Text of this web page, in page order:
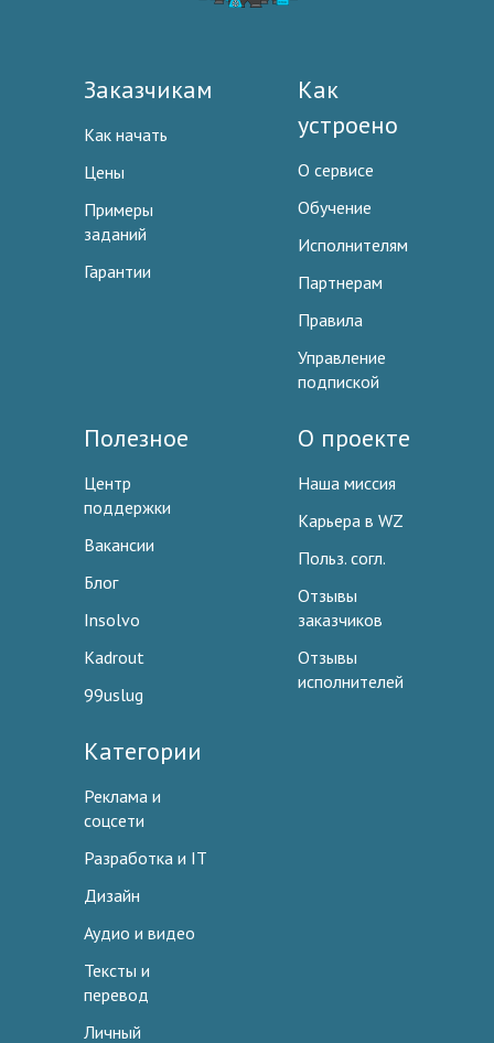
Заказчикам
Как начать
Цены
Примеры
заданий
Гарантии
Как
устроено
О сервисе
Обучение
Исполнителям
Партнерам
Правила
Управление
подпиской
Полезное
Центр
поддержки
Вакансии
Блог
Insolvo
Kadrout
99uslug
О проекте
Наша миссия
Карьера в WZ
Польз. согл.
Отзывы
заказчиков
Отзывы
исполнителей
Категории
Реклама и
соцсети
Разработка и IT
Дизайн
Аудио и видео
Тексты и
перевод
Личный